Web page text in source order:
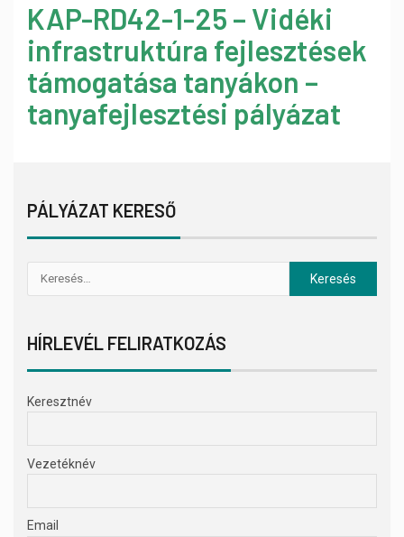
KAP-RD42-1-25 – Vidéki
infrastruktúra fejlesztések
támogatása tanyákon –
tanyafejlesztési pályázat
PÁLYÁZAT KERESŐ
HÍRLEVÉL FELIRATKOZÁS
Keresztnév
Vezetéknév
Email